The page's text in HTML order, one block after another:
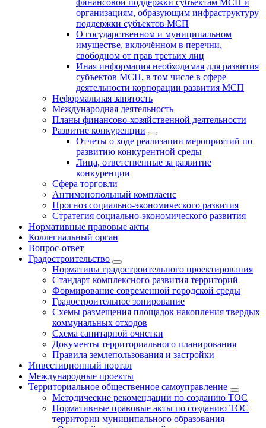
финансовой поддержки субъектам МСП и
организациям, образующим инфраструктуру
поддержки субъектов МСП
О государственном и муниципальном
имуществе, включённом в перечни,
свободном от прав третьих лиц
Иная информация необходимая для развития
субъектов МСП, в том числе в сфере
деятельности корпорации развития МСП
Неформальная занятость
Международная деятельность
Планы финансово-хозяйственной деятельности
Развитие конкуренции
Отчеты о ходе реализации мероприятий по
развитию конкурентной среды
Лица, ответственные за развитие
конкуренции
Сфера торговли
Антимонопольный комплаенс
Прогноз социально-экономического развития
Стратегия социально-экономического развития
Нормативные правовые акты
Коллегиальный орган
Вопрос-ответ
Градостроительство
Нормативы градостроительного проектирования
Стандарт комплексного развития территорий
Формирование современной городской среды
Градостроительное зонирование
Схемы размещения площадок накопления твердых
коммунальных отходов
Схема санитарной очистки
Документы территориального планирования
Правила землепользования и застройки
Инвестиционный портал
Международные проекты
Территориальное общественное самоуправление
Методические рекомендации по созданию ТОС
Нормативные правовые акты по созданию ТОС
территории муниципального образования